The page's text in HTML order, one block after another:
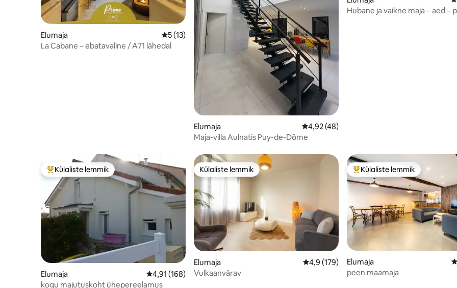
Elumaja Keskmine hinnang 5/5, 13 hinnangut
5 (13)
La Cabane – ebatavaline / A71 lähedal
Elumaja Keskmine hinnang 4,92/5, 48 hinnangut
4,92 (48)
Maja-villa Aulnatis Puy-de-Dôme
Hubane ja vaikne maja – aed –
Külaliste suur lemmik
Külaliste lemmik
Elumaja Keskmine hinnang 4,91/5, 168 hinnangut
4,91 (168)
kogu majutuskoht ühepereelamus
Külaliste lemmik
Külaliste lemmik
Elumaja Keskmine hinnang 4,9/5, 179 hinnangut
4,9 (179)
Vulkaanvärav
Külaliste suur lemmik
Külaliste lemmik
Elumaja
peen maamaja